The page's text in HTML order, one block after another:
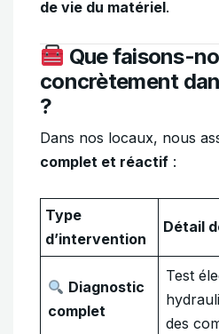
de vie du matériel.
Que faisons-
concrètement
?
Dans nos locaux, nous
complet et réactif :
Type
d’intervention
Détail
Diagnostic
complet
Test
des